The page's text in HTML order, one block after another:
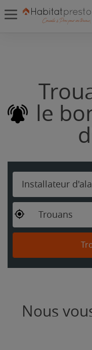
le
Installateur
Trouans
Nous